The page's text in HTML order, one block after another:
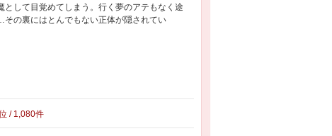
して目覚めてしまう。行く夢のアテもなく途
の裏にはとんでもない正体が隠されてい
/ 1,080件